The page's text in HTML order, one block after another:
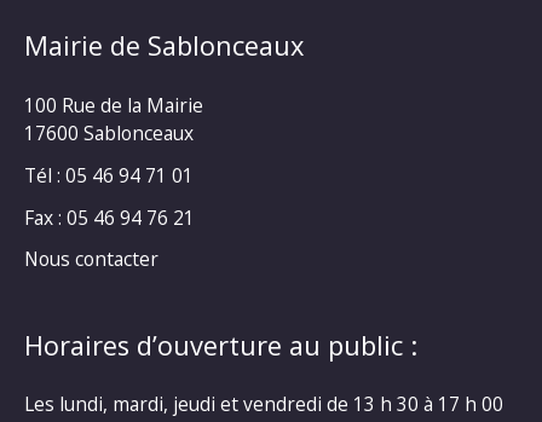
Mairie de Sablonceaux
100 Rue de la Mairie
17600 Sablonceaux
Tél : 05 46 94 71 01
Fax : 05 46 94 76 21
Nous contacter
Horaires d’ouverture au public :
Les lundi, mardi, jeudi et vendredi de 13 h 30 à 17 h 00